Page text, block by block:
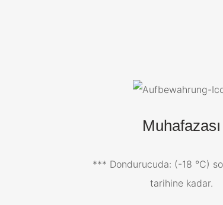
Muhafazası
*** Dondurucuda: (-18 °C)
tarihine kadar.